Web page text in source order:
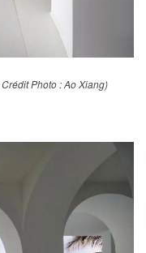
Crédit Photo : Ao Xiang)